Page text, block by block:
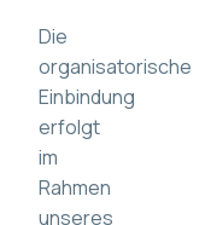
Die
organisatorische
Einbindung
erfolgt
im
Rahmen
unseres